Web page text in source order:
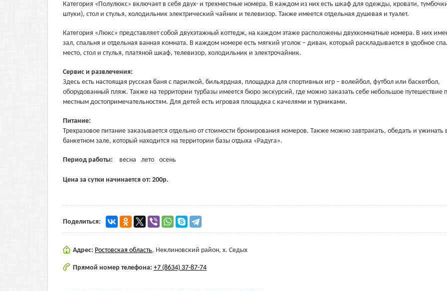
Категория «Полулюкс» включает в себя двух- и трехместные номера. В каждом из них есть шкаф для одежды, кровати,
штуки), стол и стулья, холодильник электрический чайник и телевизор. Также имеется отдельная душевая и туалет.
Категория «Люкс» представляет собой двухэтажный коттедж, на каждом этаже расположены двухкомнатные номера. В них
зал, спальня и отдельная ванная комната. В каждом номере есть мягкий уголок – диван, который раскладывается в удобное
место, стол и стулья, платяной шкаф, телевизор, холодильник и электрочайник.
Сервис и развлечения:
Здесь есть настоящая русская баня с парилкой, бильярдная, площадка для спортивных игр – волейбол, футбол или баскетбол,
оборудованный пляж. Также на территории турбазы имеется бюро экскурсий, где можно заказать себе небольшое путешествие
местным достопримечательностям. Для детей есть игровая площадка с качелями и турниками.
Питание:
Трехразовое питание заказывается отдельно от стоимости бронирования номеров. Также можно завтракать, обедать и ужинать
банкетном зале, который находится на территории базы отдыха «Радуга».
Период работы: весна лето осень
Цена за сутки начинается от: 200р.
Поделиться:
Адрес: Ростовская область, Неклиновский район, х. Седых
Прямой номер телефона: +7 (8634) 37-87-74